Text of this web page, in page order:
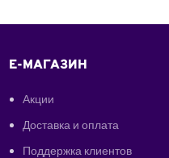
E-МАГАЗИН
Акции
Доставка и оплата
Поддержка клиентов